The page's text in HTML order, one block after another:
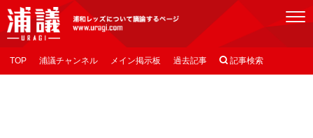
[浦議]浦和レッズについて議論するページ
TOP 浦議チャンネル メイン掲示板 過去記事  記事検索